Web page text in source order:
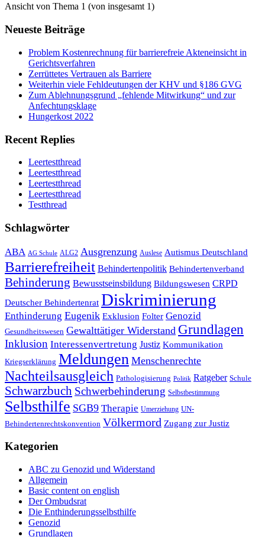
Ansicht von Thema 1 (von insgesamt 1)
Neueste Beiträge
Problem Kostenrechnung für barrierefreie Akteneinsicht in
Gerichtsverfahren
Zerrüttetes Vertrauen als Barriere
Weiterhin viele Fehldeutungen der KHV und §186 GVG
Zum Ablehnungsgrund „fehlende Mitwirkung“ und zur
Anfechtungsklage
Hungerkost 2022
Recent Replies
Leertestthread
Leertestthread
Leertestthread
Leertestthread
Testthread
Schlagwörter
ABA AG Schule ALG2 Ausgrenzung Auslese Autismus Deutschland
Barrierefreiheit Behindertenpolitik Behindertenverband
Behinderung Bewusstseinsbildung Bildungswesen CRPD
Deutscher Behindertenrat Diskriminierung
Enthinderung Eugenik Exklusion Folter Genozid
Gesundheitswesen Gewalttätiger Widerstand Grundlagen
Inklusion Interessenvertretung Justiz Kommunikation
Kriegserklärung Meldungen Menschenrechte
Nachteilsausgleich Pathologisierung Politik Ratgeber Schule
Schwarzbuch Schwerbehinderung Selbstbestimmung
Selbsthilfe SGB9 Therapie Umerziehung UN-
Behindertenrechtskonvention Völkermord Zugang zur Justiz
Kategorien
ABC zu Genozid und Widerstand
Allgemein
Basic content on english
Der Ombudsrat
Die Enthinderungsselbsthilfe
Genozid
Grundlagen